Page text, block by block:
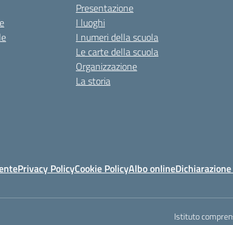
Presentazione
I luoghi
I numeri della scuola
Le carte della scuola
Organizzazione
La storia
Privacy PolicyCookie PolicyAlbo online
Istituto